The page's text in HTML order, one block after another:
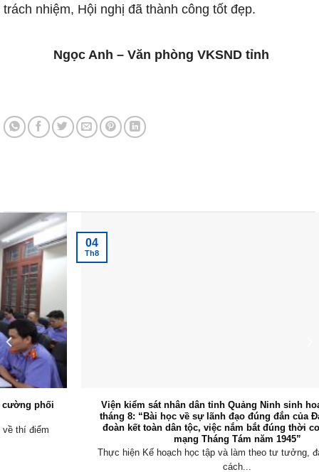
trách nhiệm, Hội nghị đã thành công tốt đẹp.
Ngọc Anh – Văn phòng VKSND tỉnh
Viện kiểm sát nhân dân tỉnh Quảng Ninh sinh hoạt chuyên đề
tháng 8: “Bài học về sự lãnh đạo đúng đắn của Đảng, khối đại
đoàn kết toàn dân tộc, việc nắm bắt đúng thời cơ trong Cách
mạng Tháng Tám năm 1945”
Thực hiện Kế hoạch học tập và làm theo tư tưởng, đạo đức, phong
04
Th8